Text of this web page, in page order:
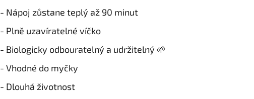
- Nápoj zůstane teplý až 90 minut
- Plně uzavíratelné víčko
- Biologicky odbouratelný a udržitelný 🌱
- Vhodné do myčky
- Dlouhá životnost